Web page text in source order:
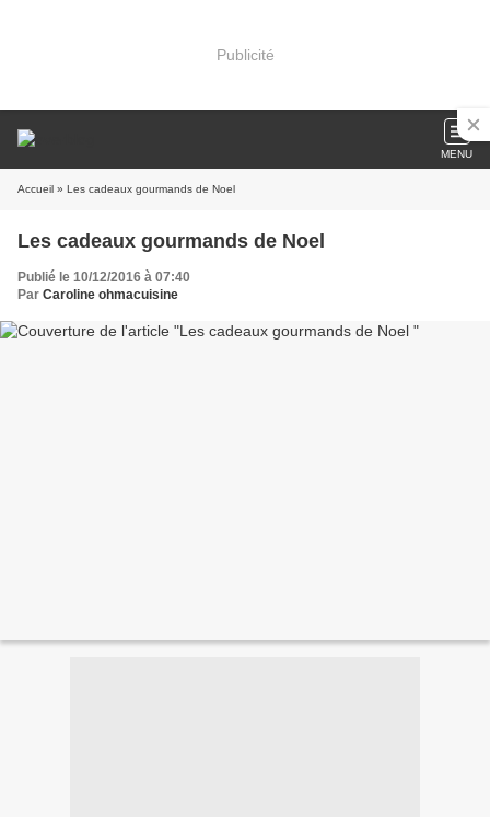
Publicité
MENU
Accueil » Les cadeaux gourmands de Noel
Les cadeaux gourmands de Noel
Publié le 10/12/2016 à 07:40
Par Caroline ohmacuisine